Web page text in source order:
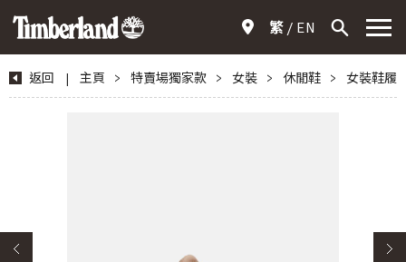
繁 EN
返回 | 主頁 > 特賣場獨家款 > 女裝 > 休閒鞋 > 女裝鞋履